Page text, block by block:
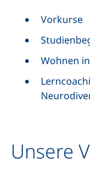
Vorkurse
Wohnen
Unsere